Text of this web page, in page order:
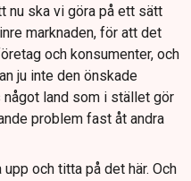
nu ska vi göra på ett sätt
marknaden, för att det
och konsumenter, och
ju inte den önskade
land som i stället gör
problem fast åt andra
och titta på det här. Och